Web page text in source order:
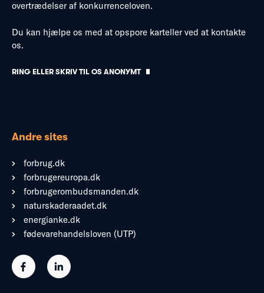
overtrædelser af konkurrenceloven.
Du kan hjælpe os med at opspore karteller ved at kontakte
os.
RING ELLER SKRIV TIL OS ANONYMT
Andre sites
forbrug.dk
forbrugereuropa.dk
forbrugerombudsmanden.dk
naturskaderaadet.dk
energianke.dk
fødevarehandelsloven (UTP)